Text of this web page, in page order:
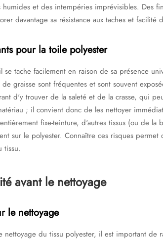
et des intempéries imprévisibles. Des
davantage sa résistance aux taches et facilité
pour la toile polyester
se tache facilement en raison de sa présence
graisse sont fréquentes et sont souvent
d'y trouver de la saleté et de la crasse, qui
; il convient donc de les nettoyer
fixe-teinture, d'autres tissus (ou de la
sur le polyester. Connaître ces risques
tissu.
avant le nettoyage
le nettoyage
nettoyage du tissu polyester, il est important de